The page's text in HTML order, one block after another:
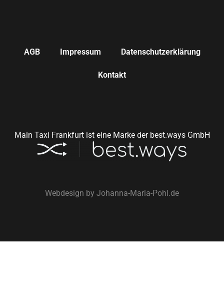
AGB Impressum Datenschutzerklärung
Kontakt
Main Taxi Frankfurt ist eine Marke der best.ways GmbH
Webdesign by Johanna-Maria-Pohl.de